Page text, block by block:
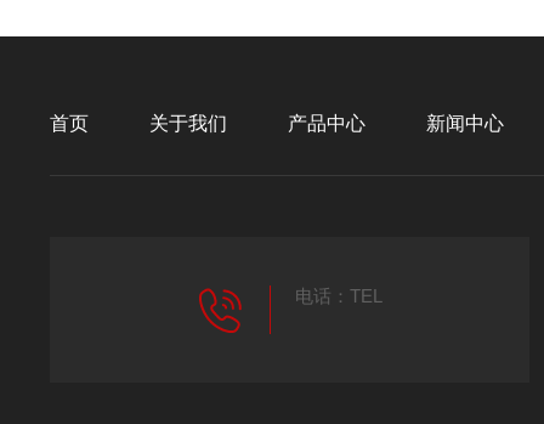
首页 关于我们 产品中心 新闻中心
电话：TEL